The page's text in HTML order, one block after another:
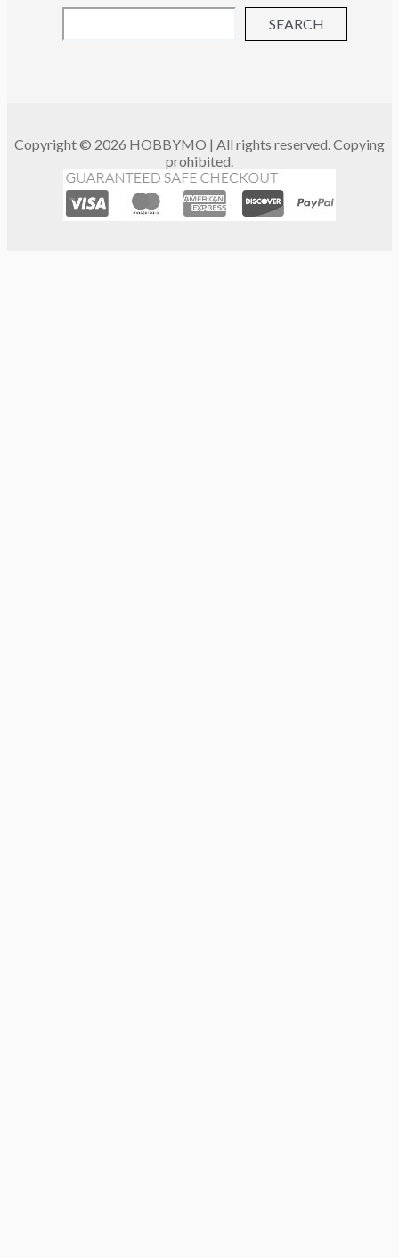
SEARCH
Copyright © 2026 HOBBYMO | All rights reserved. Copying
prohibited.